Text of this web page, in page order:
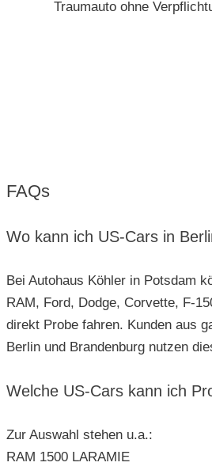
Traumauto ohne
FAQs
Wo kann ich US-Cars in
Bei Autohaus Köhler in Potsdam
RAM, Ford, Dodge, Corvette, F-
direkt Probe fahren. Kunden aus
Berlin und Brandenburg nutzen
Welche US-Cars kann ich
Zur Auswahl stehen u.a.:
RAM 1500 LARAMIE